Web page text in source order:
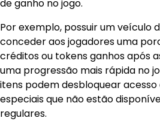
de ganho no jogo.
Por exemplo, possuir um veículo
conceder aos jogadores uma
créditos ou tokens ganhos após
uma progressão mais rápida no
itens podem desbloquear
especiais que não estão
regulares.